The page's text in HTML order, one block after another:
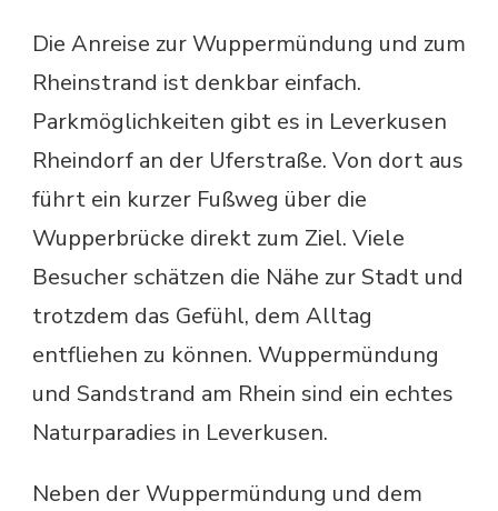
Die Anreise zur Wuppermündung und zum
Rheinstrand ist denkbar einfach.
Parkmöglichkeiten gibt es in Leverkusen
Rheindorf an der Uferstraße. Von dort aus
führt ein kurzer Fußweg über die
Wupperbrücke direkt zum Ziel. Viele
Besucher schätzen die Nähe zur Stadt und
trotzdem das Gefühl, dem Alltag
entfliehen zu können. Wuppermündung
und Sandstrand am Rhein sind ein echtes
Naturparadies in Leverkusen.
Neben der Wuppermündung und dem